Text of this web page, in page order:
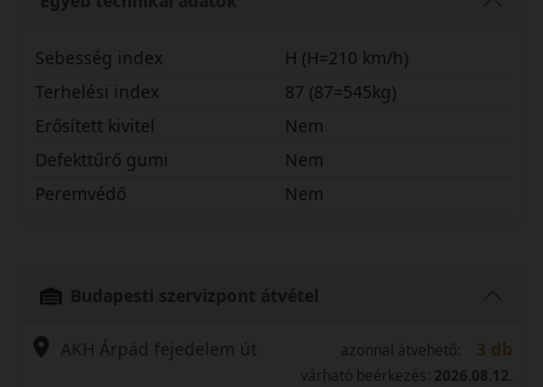
Sebesség index
H (H=210 km/h)
Terhelési index
87 (87=545kg)
Erősített kivitel
Nem
Defekttűrő gumi
Nem
Peremvédő
Nem
Budapesti szervizpont átvétel
AKH Árpád fejedelem út azonnal átvehető: 3 db
várható beérkezés: 2026.08.12.